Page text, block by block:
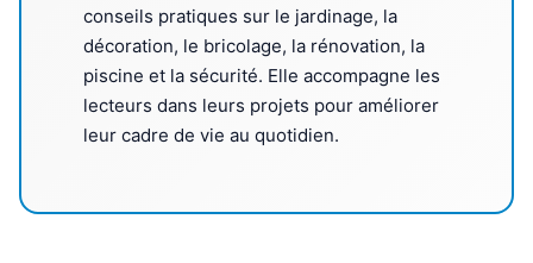
conseils pratiques sur le jardinage, la
décoration, le bricolage, la rénovation, la
piscine et la sécurité. Elle accompagne les
lecteurs dans leurs projets pour améliorer
leur cadre de vie au quotidien.